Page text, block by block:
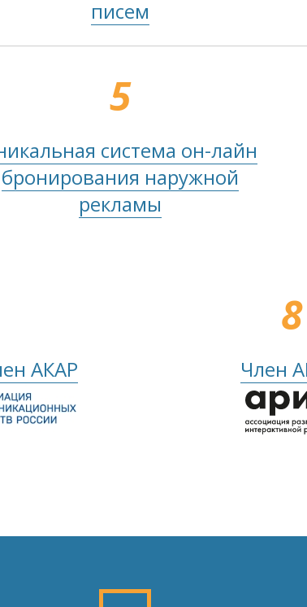
писем
5
система он-лайн
бронирования наружной
рекламы
АКАР
8
Член